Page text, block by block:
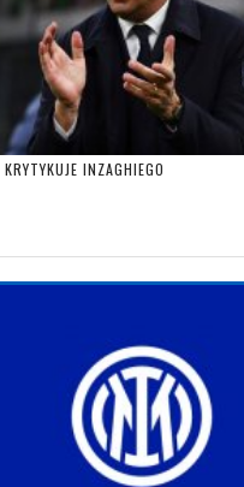
INZAGHIEGO